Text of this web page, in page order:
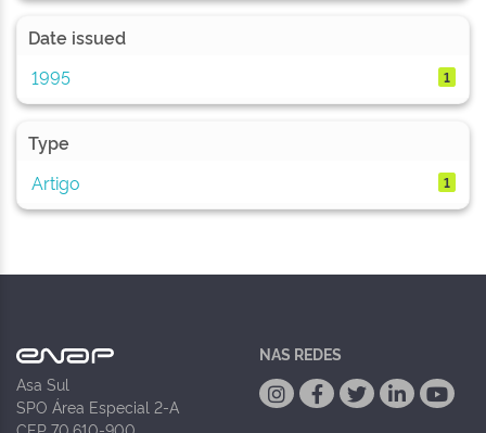
Date issued
1995
1
Type
Artigo
1
Asa Sul
SPO Área Especial 2-A
NAS REDES